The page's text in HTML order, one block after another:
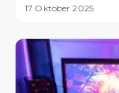
17 Oktober 2025